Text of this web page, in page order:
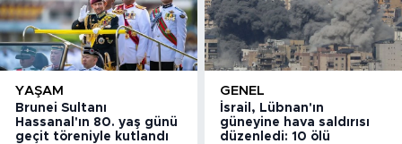
YAŞAM
Brunei Sultanı
Hassanal'ın 80. yaş günü
geçit töreniyle kutlandı
GENEL
İsrail, Lübnan'ın
güneyine hava saldırısı
düzenledi: 10 ölü